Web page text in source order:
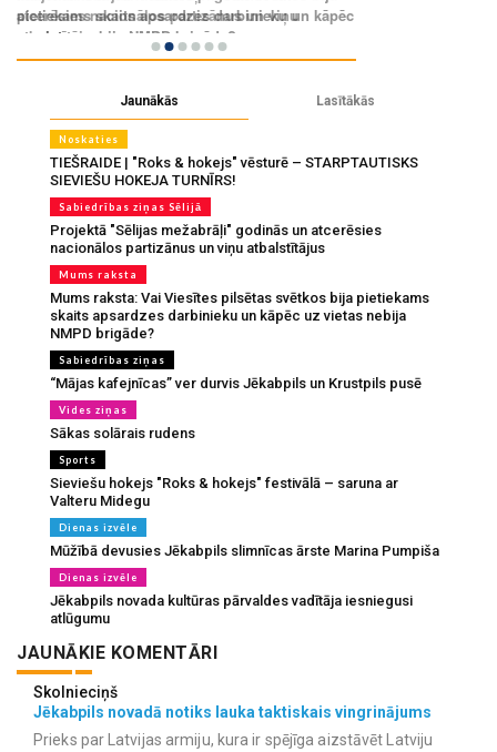
Jaunākās Lasītākās
Noskaties
TIEŠRAIDE | "Roks & hokejs" vēsturē – STARPTAUTISKS
SIEVIEŠU HOKEJA TURNĪRS!
Sabiedrības ziņas Sēlijā
Projektā "Sēlijas mežabrāļi" godinās un atcerēsies
nacionālos partizānus un viņu atbalstītājus
Mums raksta
Mums raksta: Vai Viesītes pilsētas svētkos bija pietiekams
skaits apsardzes darbinieku un kāpēc uz vietas nebija
NMPD brigāde?
Sabiedrības ziņas
“Mājas kafejnīcas” ver durvis Jēkabpils un Krustpils pusē
Vides ziņas
Sākas solārais rudens
Sports
Sieviešu hokejs "Roks & hokejs" festivālā – saruna ar
Valteru Midegu
Dienas izvēle
Mūžībā devusies Jēkabpils slimnīcas ārste Marina Pumpiša
Dienas izvēle
Jēkabpils novada kultūras pārvaldes vadītāja iesniegusi
atlūgumu
JAUNĀKIE KOMENTĀRI
Skolnieciņš
Jēkabpils novadā notiks lauka taktiskais vingrinājums
Prieks par Latvijas armiju, kura ir spējīga aizstāvēt Latviju